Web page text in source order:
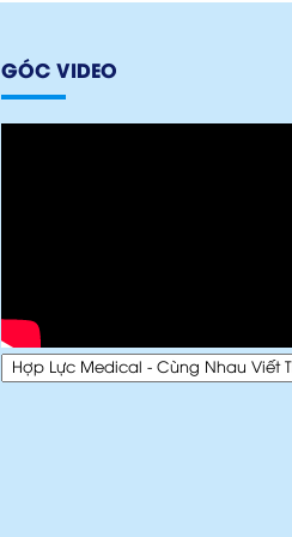
GÓC VIDEO
Hội nghị gây mê
Quỹ Từ